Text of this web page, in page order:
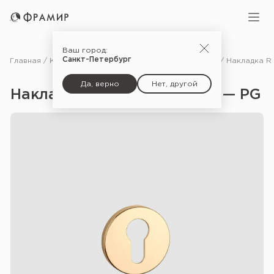
Ваш город:
Санкт-Петербург
Да, верно Нет, другой
Главная Каталог Фурнитура
Накладка R 7S PZ Premium — PG